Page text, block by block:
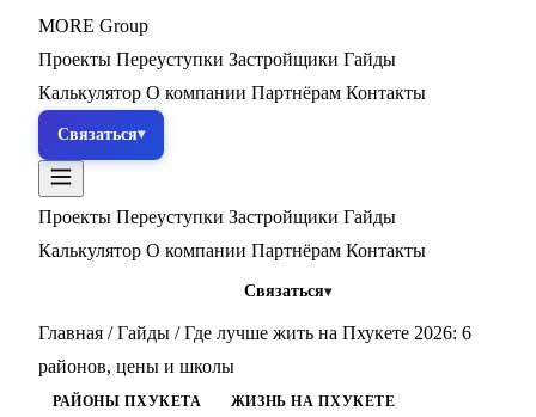
MORE Group
Проекты Переуступки Застройщики Гайды
Калькулятор О компании Партнёрам Контакты
Связаться
Проекты Переуступки Застройщики Гайды
Калькулятор О компании Партнёрам Контакты
Связаться
Главная / Гайды / Где лучше жить на Пхукете 2026: 6
районов, цены и школы
РАЙОНЫ ПХУКЕТА ЖИЗНЬ НА ПХУКЕТЕ